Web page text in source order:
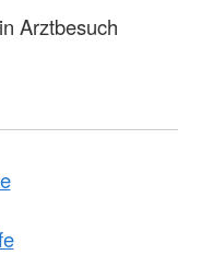
Arztbesuch